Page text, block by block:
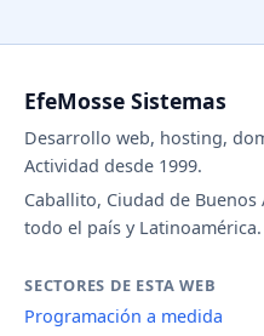
EfeMosse Sistemas
Desarrollo web, hosting,
Actividad desde 1999.
Caballito, Ciudad de Buenos
todo el país y Latinoamérica.
SECTORES DE ESTA WEB
Programación a medida